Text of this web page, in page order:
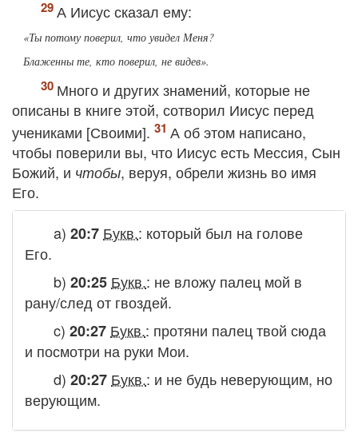
А Иисус сказал ему:
«Ты потому поверил, что увидел Меня?
Блаженны те, кто поверил, не видев».
Много и других знамений, которые не
описаны в книге этой, сотворил Иисус перед
учениками [Своими].
А об этом написано,
чтобы поверили вы, что Иисус есть Мессия, Сын
Божий, и чтобы, веруя, обрели жизнь во имя
Его.
a) 20:7 Букв.: который был на голове
Его.
b) 20:25 Букв.: не вложу палец мой в
рану/след от гвоздей.
c) 20:27 Букв.: протяни палец твой сюда
и посмотри на руки Мои.
d) 20:27 Букв.: и не будь неверующим, но
верующим.